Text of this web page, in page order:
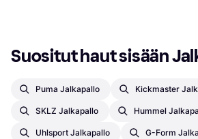
Suositut haut sisään
Puma Jalkapallo Kickmaster
SKLZ Jalkapallo Hummel
Uhlsport Jalkapallo G-Form